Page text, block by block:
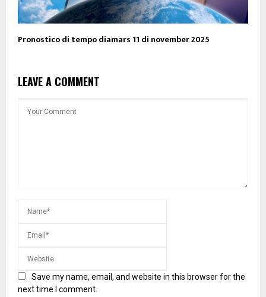
Pronostico di tempo diamars 11 di november 2025
LEAVE A COMMENT
Save my name, email, and website in this browser for the
next time I comment.